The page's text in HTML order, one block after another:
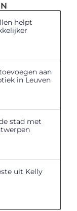
helpt
aan
in Leuven
stad met
uit Kelly